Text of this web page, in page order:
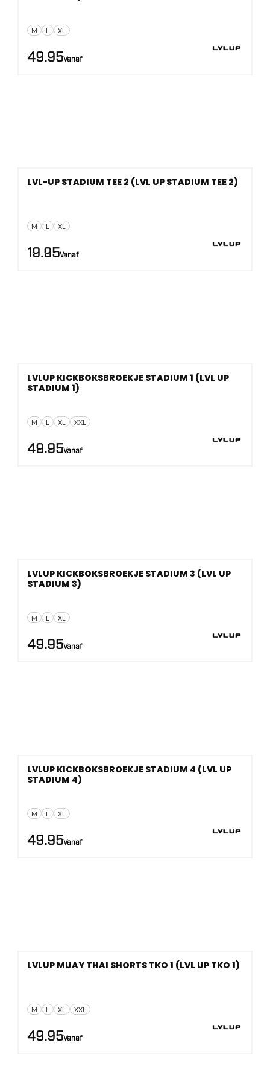
M L XL
Vanaf
49.95
M L XL
LVL-UP STADIUM TEE 2 (LVL UP STADIUM TEE 2)
Vanaf
19.95
M L XL XXL
LVLUP KICKBOKSBROEKJE STADIUM 1 (LVL UP
STADIUM 1)
Vanaf
49.95
M L XL
LVLUP KICKBOKSBROEKJE STADIUM 3 (LVL UP
STADIUM 3)
Vanaf
49.95
M L XL
LVLUP KICKBOKSBROEKJE STADIUM 4 (LVL UP
STADIUM 4)
Vanaf
49.95
M L XL XXL
LVLUP MUAY THAI SHORTS TKO 1 (LVL UP TKO 1)
Vanaf
49.95